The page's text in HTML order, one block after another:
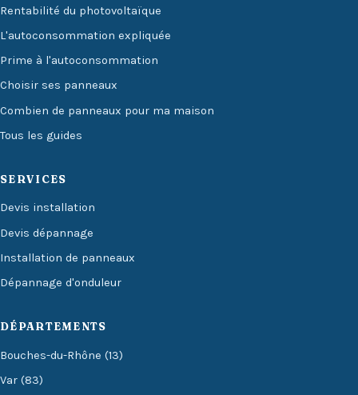
Rentabilité du photovoltaïque
L'autoconsommation expliquée
Prime à l'autoconsommation
Choisir ses panneaux
Combien de panneaux pour ma maison
Tous les guides
SERVICES
Devis installation
Devis dépannage
Installation de panneaux
Dépannage d'onduleur
DÉPARTEMENTS
Bouches-du-Rhône (13)
Var (83)